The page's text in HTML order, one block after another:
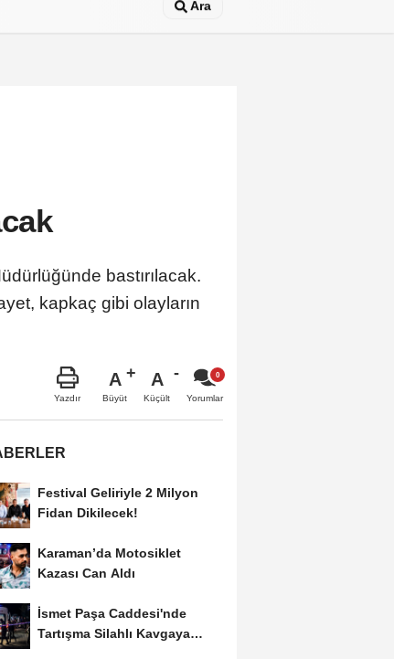
Ara
bastırılacak.
kapkaç gibi olayların
Yazdır
A
Büyüt
A
Küçült Yorumlar
Festival Geliriyle 2 Milyon
Fidan Dikilecek!
Karaman’da Motosiklet
Kazası Can Aldı
İsmet Paşa Caddesi'nde
Tartışma Silahlı Kavgaya